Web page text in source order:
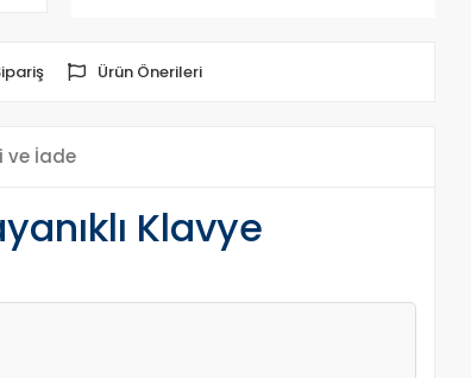
Ürün Önerileri
ve İade
Klavye